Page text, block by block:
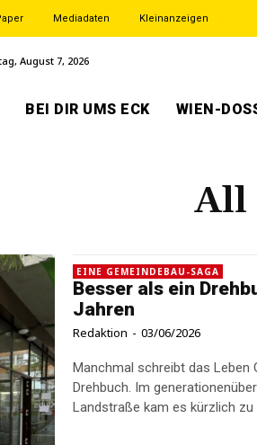
Mediadaten Kleinanzeigen
August 7, 2026
BEI DIR UMS ECK WIEN-
All
EINE GEMEINDEBAU-SAGA
Besser als ein
Jahren
Redaktion - 03/06/2026
Manchmal schreibt das Leben
Drehbuch. Im
Landstraße kam es kürzlich zu